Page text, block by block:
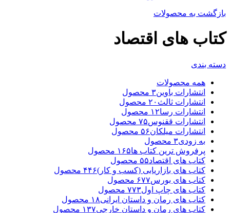
بازگشت به محصولات
کتاب های اقتصاد
دسته بندی
همه محصولات
انتشارات باوین۳ محصول
انتشارات ثالث ۲۰ محصول
انتشارات رسا۱۲ محصول
انتشارات ققنوس۷۵ محصول
انتشارات میلکان۵۶ محصول
به زودی۳ محصول
پرفروش ترین کتاب ها۱۶۵ محصول
کتاب های اقتصاد۵۵ محصول
کتاب های بازاریابی (کسب و کار)۴۴۶ محصول
کتاب های بورس۶۷۷ محصول
کتاب های چاپ اول۷۷۳ محصول
کتاب های رمان و داستان ایرانی۱۸ محصول
کتاب های رمان و داستان خارجی۱۳۷ محصول